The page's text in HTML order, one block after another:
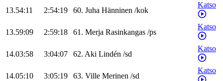
13.54:11 2:54:19 60. Juha Hänninen /kok
Katso
13.59:09 2:59:18 61. Merja Rasinkangas /ps
Katso
14.03:58 3:04:07 62. Aki Lindén /sd
Katso
14.05:10 3:05:19 63. Ville Merinen /sd
Katso